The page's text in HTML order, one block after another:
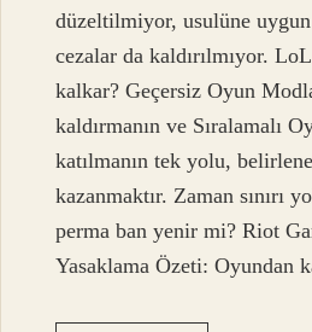
düzeltilmiyor, usulüne
cezalar da kaldırılmıyor.
kalkar? Geçersiz Oyun
kaldırmanın ve Sıralamalı
katılmanın tek yolu,
kazanmaktır. Zaman sınırı
perma ban yenir mi? Riot
Yasaklama Özeti: Oyundan